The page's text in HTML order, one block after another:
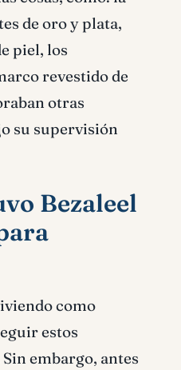
de oro y plata,
piel, los
revestido de
otras
su supervisión
Bezaleel
como
estos
embargo, antes